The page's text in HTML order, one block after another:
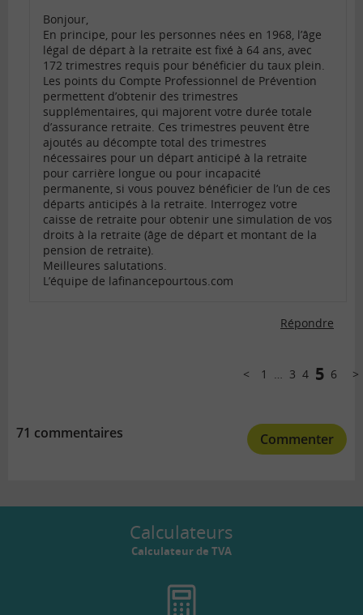
Bonjour,
En principe, pour les personnes nées en 1968, l’âge
légal de départ à la retraite est fixé à 64 ans, avec
172 trimestres requis pour bénéficier du taux plein.
Les points du Compte Professionnel de Prévention
permettent d’obtenir des trimestres
supplémentaires, qui majorent votre durée totale
d’assurance retraite. Ces trimestres peuvent être
ajoutés au décompte total des trimestres
nécessaires pour un départ anticipé à la retraite
pour carrière longue ou pour incapacité
permanente, si vous pouvez bénéficier de l’un de ces
départs anticipés à la retraite. Interrogez votre
caisse de retraite pour obtenir une simulation de vos
droits à la retraite (âge de départ et montant de la
pension de retraite).
Meilleures salutations.
L’équipe de lafinancepourtous.com
Répondre
Précédent
1 3 4 5 6
71 commentaires Commenter
Calculateurs
Calculateur de TVA